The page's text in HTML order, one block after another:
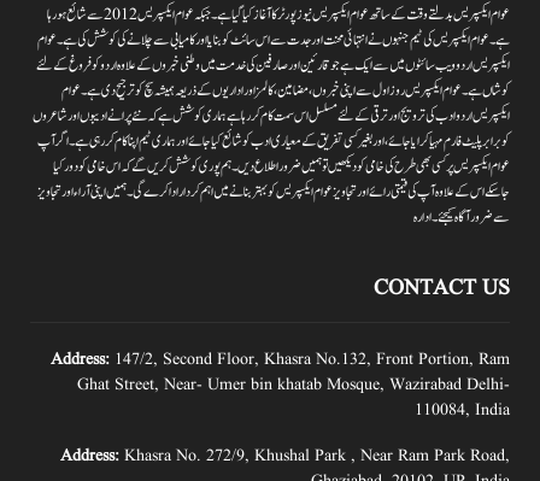
عوام ایکسپریس بدلتے وقت کے ساتھ عوام ایکسپریس نیوز پورٹر کا آغاز کیا گیا ہے۔جبکہ عوام ایکسپریس 2012سے شائع ہورہا
ہے۔ عوام ایکسپریس کی ٹیم جنہوں نے انتہائی محنت اور جدت سے اس سائٹ کو بنایا اور کامیابی سے چلانے کی کوشش کی ہے۔عوام
ایکسپریس اردو ویب سائٹوں میں سے ایک ہے جو قارئین اور صارفین کی خدمت میں وطنی خبروں کے علاوہ اردو کو فروغ کے لئے
کوشاں ہے۔عوام ایکسپریس روز اول سے اپنی خبروں ،مضامین ،کالمز اور اداریوں کے ذریعہ ہمیشہ سچ کو ترجیح دی ہے۔عوام
ایکسپریس اردو ادب کی ترویج اور ترقی کے لئے مسلسل اس سمت کام کر رہا ہے ہماری کوشش ہے کہ نئے پرانے ادیبوں اور شاعروں
کو برابر پلیٹ فارم مہیا کرایا جائے،اور بغیر کسی تفریق کے معیاری ادب کو شائع کیا جائے اور ہماری ٹیم اپنا کام کر رہی ہے۔اگر آپ
عوام ایکسپریس پر کسی بھی طرح کی خامی کو دیکھیں تو ہمیں ضرور اطلاع دیں۔ہم پوری کوشش کریں گے کہ اس خامی کو دور کیا
جاسکے اس کے علاوہ آپ کی قیمتی رائے اور تجاویز عوام ایکسپریس کو بہتر بنانے میں اہم کردار اداکرے گی۔ہمیں اپنی آراءاور تجاویز
سے ضرور آگاہ کیجئے۔ ادارہ
CONTACT US
Address: 147/2, Second Floor, Khasra No.132, Front Portion, Ram
Ghat Street, Near- Umer bin khatab Mosque, Wazirabad Delhi-
110084, India
Address: Khasra No. 272/9, Khushal Park , Near Ram Park Road,